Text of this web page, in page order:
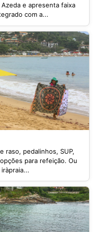
e apresenta faixa
com a...
raso, pedalinhos, SUP,
para refeição. Ou